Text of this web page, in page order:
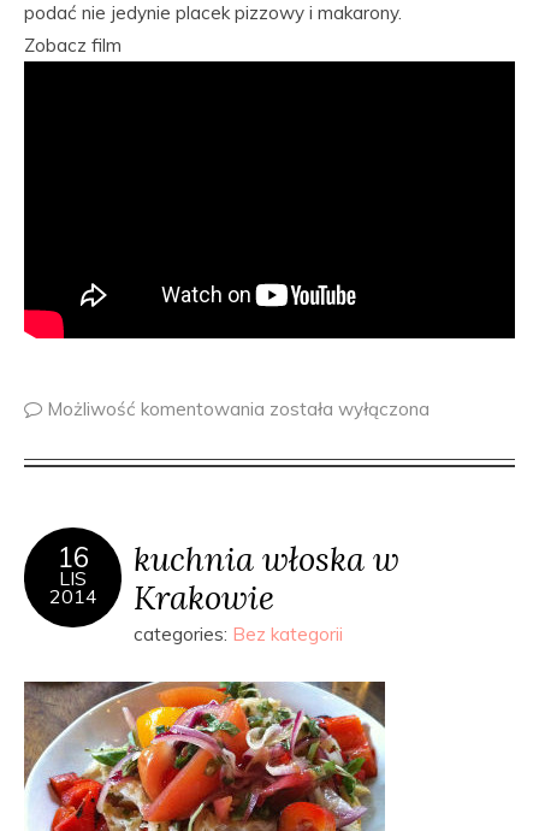
podać nie jedynie placek pizzowy i makarony.
Zobacz film
Możliwość komentowania została wyłączona
16
LIS
2014
kuchnia włoska w
Krakowie
categories: Bez kategorii